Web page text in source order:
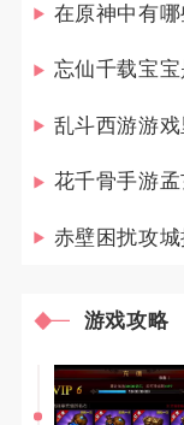
在原神中有
忘仙千载宝
乱斗西游游
赤壁困扰攻
游戏攻略